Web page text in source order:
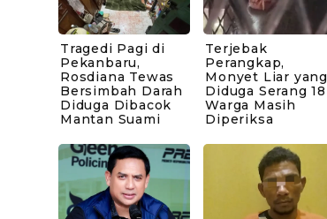
Tragedi Pagi di
Pekanbaru,
Rosdiana Tewas
Bersimbah Darah
Diduga Dibacok
Mantan Suami
Terjebak
Perangkap,
Monyet Liar yang
Diduga Serang 18
Warga Masih
Diperiksa